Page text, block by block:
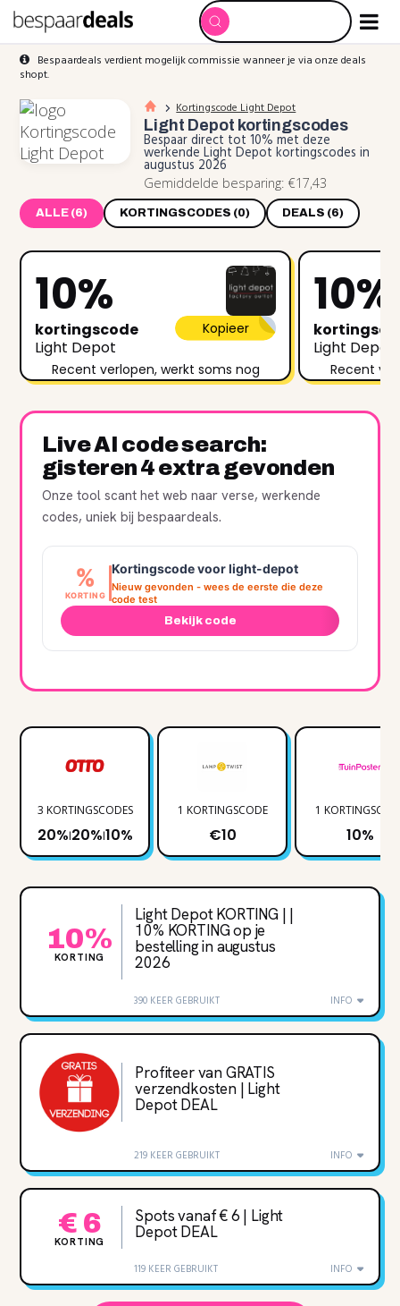
Bespaardeals verdient mogelijk commissie wanneer je via onze deals
shopt.
Kortingscode Light Depot
Light Depot kortingscodes
Bespaar direct tot 10% met deze
werkende Light Depot kortingscodes in
augustus 2026
Gemiddelde besparing: €17,43
ALLE (6) KORTINGSCODES (0) DEALS (6)
10%
kortingscode
Light Depot
Kopieer
Recent verlopen, werkt soms nog
10%
Light Depot
Recent
Live AI code search:
gisteren 4 extra gevonden
Onze tool scant het web naar verse, werkende
codes, uniek bij bespaardeals.
%
KORTING
Kortingscode voor light-depot
Nieuw gevonden - wees de eerste die deze
code test
Bekijk code
3 KORTINGSCODES
20%|20%|10%
1 KORTINGSCODE
€10
1
10%
10%
KORTING
Light Depot KORTING | |
10% KORTING op je
bestelling in augustus
2026
390 KEER GEBRUIKT INFO
Profiteer van GRATIS
verzendkosten | Light
Depot DEAL
219 KEER GEBRUIKT INFO
€ 6
KORTING
Spots vanaf € 6 | Light
Depot DEAL
119 KEER GEBRUIKT INFO